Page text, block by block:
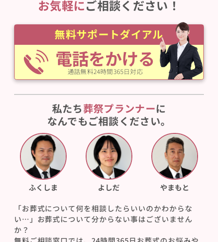
お気軽にご相談ください！
無料サポートダイアル
電話をかける
通話無料24時間365日対応
私たち葬祭プランナーに
なんでもご相談ください。
ふくしま よしだ やまもと
「お葬式について何を相談したらいいのかわからな
い…」お葬式について分からない事はございません
か？